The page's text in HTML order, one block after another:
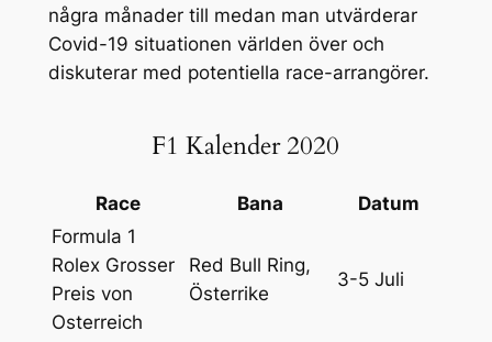
några månader till medan man utvärderar
Covid-19 situationen världen över och
diskuterar med potentiella race-arrangörer.
F1 Kalender 2020
Race Bana
Datum
Formula 1
Rolex Grosser
Preis von
Osterreich
Red Bull Ring,
Österrike
3-5 Juli